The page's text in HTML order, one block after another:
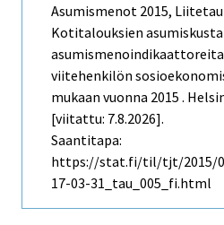
Asumismenot 2015,
Kotitalouksien
viitehenkilön
mukaan vuonna 2015 .
[viitattu: 7.8.2026].
Saantitapa:
https://stat.fi/til/tjt/2015/
17-03-31_tau_005_fi.html